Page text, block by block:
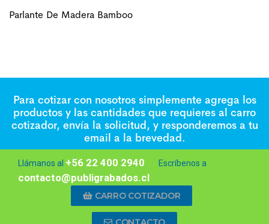
Parlante De Madera Bamboo
Para cotizar con nosotros simplemente agrega los
productos y las cantidades que requieres al carro
cotizador, envía la solicitud, y responderemos a tu
email a la brevedad.
Llámanos al +56 22 400 2940 Escríbenos a
contacto@publigrabados.cl
CARRO COTIZADOR